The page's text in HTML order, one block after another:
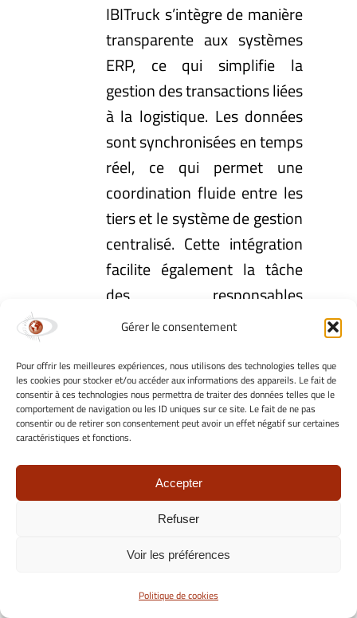
Gérer le consentement
Pour offrir les meilleures expériences, nous utilisons des technologies telles que
les cookies pour stocker et/ou accéder aux informations des appareils. Le fait de
consentir à ces technologies nous permettra de traiter des données telles que le
comportement de navigation ou les ID uniques sur ce site. Le fait de ne pas
consentir ou de retirer son consentement peut avoir un effet négatif sur certaines
caractéristiques et fonctions.
Accepter
Refuser
Voir les préférences
Politique de cookies
IBITruck s’intègre de manière
transparente aux systèmes
ERP, ce qui simplifie la
gestion des transactions liées
à la logistique. Les données
sont synchronisées en temps
réel, ce qui permet une
coordination fluide entre les
tiers et le système de gestion
centralisé. Cette intégration
facilite également la tâche
des responsables
informatiques chargés de la
Traçabilité des
Véhicules par RFID/QR
et Vidéo
La traçabilité des véhicules
est essentielle pour garantir
la sécurité et l’efficacité des
technologie RFID